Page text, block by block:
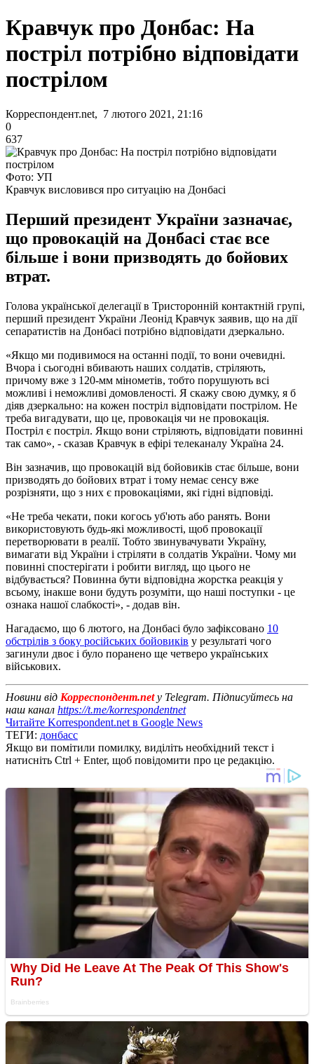
Кравчук про Донбас: На
постріл потрібно відповідати
пострілом
Корреспондент.net, 7 лютого 2021, 21:16
0
637
Фото: УП
Кравчук висловився про ситуацію на Донбасі
Перший президент України зазначає,
що провокацій на Донбасі стає все
більше і вони призводять до бойових
втрат.
Голова української делегації в Тристоронній контактній групі,
перший президент України Леонід Кравчук заявив, що на дії
сепаратистів на Донбасі потрібно відповідати дзеркально.
«Якщо ми подивимося на останні події, то вони очевидні.
Вчора і сьогодні вбивають наших солдатів, стріляють,
причому вже з 120-мм мінометів, тобто порушують всі
можливі і неможливі домовленості. Я скажу свою думку, я б
діяв дзеркально: на кожен постріл відповідати пострілом. Не
треба вигадувати, що це, провокація чи не провокація.
Постріл є постріл. Якщо вони стріляють, відповідати повинні
так само», - сказав Кравчук в ефірі телеканалу Україна 24.
Він зазначив, що провокацій від бойовиків стає більше, вони
призводять до бойових втрат і тому немає сенсу вже
розрізняти, що з них є провокаціями, які гідні відповіді.
«Не треба чекати, поки когось уб'ють або ранять. Вони
використовують будь-які можливості, щоб провокації
перетворювати в реалії. Тобто звинувачувати Україну,
вимагати від України і стріляти в солдатів України. Чому ми
повинні спостерігати і робити вигляд, що цього не
відбувається? Повинна бути відповідна жорстка реакція у
всьому, інакше вони будуть розуміти, що наші поступки - це
ознака нашої слабкості», - додав він.
Нагадаємо, що 6 лютого, на Донбасі було зафіксовано 10
обстрілів з боку російських бойовиків у результаті чого
загинули двоє і було поранено ще четверо українських
військових.
Новини від Корреспондент.netу Telegram. Підписуйтесь на
наш канал https://t.me/korrespondentnet
Читайте Korrespondent.net в Google News
ТЕГИ: донбасс
Якщо ви помітили помилку, виділіть необхідний текст і
натисніть Ctrl + Enter, щоб повідомити про це редакцію.